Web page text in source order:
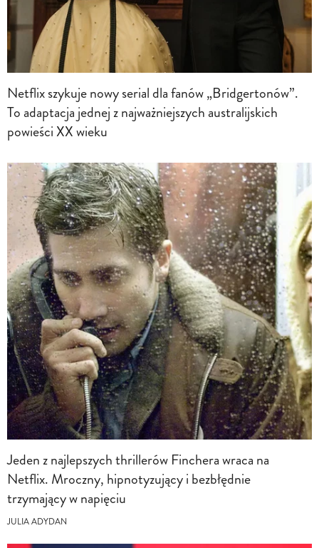
Netflix szykuje nowy serial dla fanów „Bridgertonów”.
To adaptacja jednej z najważniejszych australijskich
powieści XX wieku
Jeden z najlepszych thrillerów Finchera wraca na
Netflix. Mroczny, hipnotyzujący i bezbłędnie
trzymający w napięciu
JULIA ADYDAN